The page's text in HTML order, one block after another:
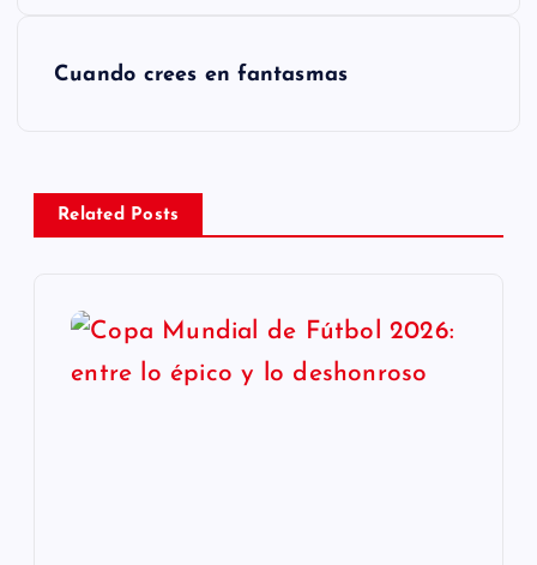
Cuando crees en fantasmas
Related Posts